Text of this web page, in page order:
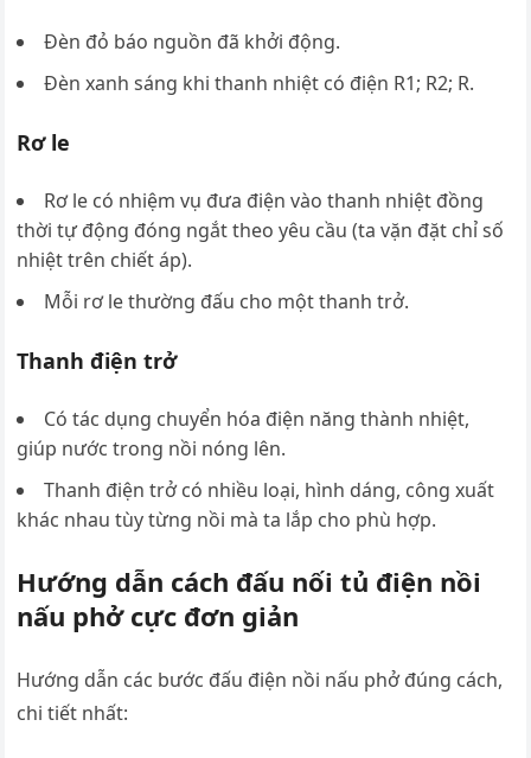
Đèn đỏ báo nguồn đã khởi động.
Đèn xanh sáng khi thanh nhiệt có điện R1; R2; R.
Rơ le
Rơ le có nhiệm vụ đưa điện vào thanh nhiệt đồng
thời tự động đóng ngắt theo yêu cầu (ta vặn đặt chỉ số
nhiệt trên chiết áp).
Mỗi rơ le thường đấu cho một thanh trở.
Thanh điện trở
Có tác dụng chuyển hóa điện năng thành nhiệt,
giúp nước trong nồi nóng lên.
Thanh điện trở có nhiều loại, hình dáng, công xuất
khác nhau tùy từng nồi mà ta lắp cho phù hợp.
Hướng dẫn cách đấu nối tủ điện nồi
nấu phở cực đơn giản
Hướng dẫn các bước đấu điện nồi nấu phở đúng cách,
chi tiết nhất: